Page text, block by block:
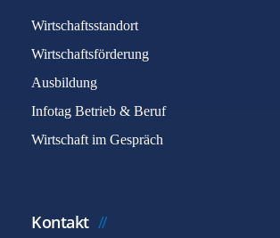
Wirtschaftsstandort
Wirtschaftsförderung
Ausbildung
Infotag Betrieb & Beruf
Wirtschaft im Gespräch
Kontakt